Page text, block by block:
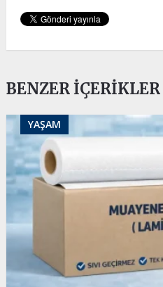
BENZER İÇERIKLER
YAŞAM